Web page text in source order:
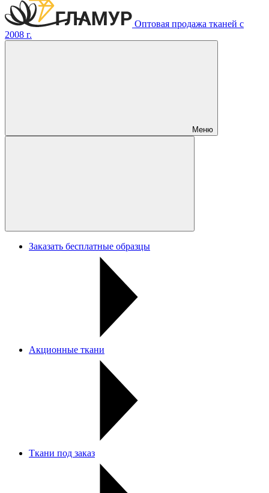
Оптовая продажа тканей с
2008 г.
Меню
Заказать бесплатные образцы
Акционные ткани
Ткани под заказ